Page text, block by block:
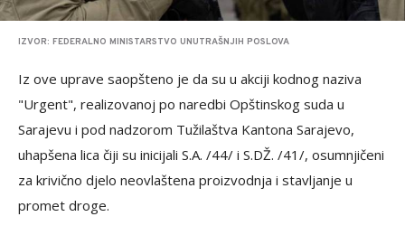
IZVOR: FEDERALNO MINISTARSTVO UNUTRAŠNJIH POSLOVA
Iz ove uprave saopšteno je da su u akciji kodnog naziva
"Urgent", realizovanoj po naredbi Opštinskog suda u
Sarajevu i pod nadzorom Tužilaštva Kantona Sarajevo,
uhapšena lica čiji su inicijali S.A. /44/ i S.DŽ. /41/, osumnjičeni
za krivično djelo neovlaštena proizvodnja i stavljanje u
promet droge.